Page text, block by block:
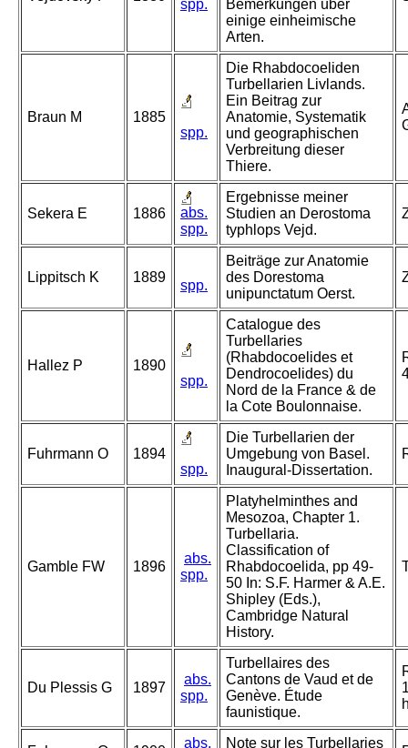
spp.
Bemerkungen über
einige einheimische
Arten.
Braun M
1885
spp.
Die Rhabdocoeliden
Turbellarien Livlands.
Ein Beitrag zur
Anatomie, Systematik
und geographischen
Verbreitung dieser
Thiere.
Sekera E 1886
abs.
spp.
Ergebnisse meiner
Studien an Derostoma
typhlops Vejd.
Lippitsch K 1889
spp.
Beiträge zur Anatomie
des Dorestoma
unipunctatum Oerst.
Hallez P
1890
spp.
Catalogue des
Turbellaries
(Rhabdocoelides et
Dendrocoelides) du
Nord de la France & de
la Cote Boulonnaise.
Fuhrmann O
1894
spp.
Die Turbellarien der
Umgebung von Basel.
Inaugural-Dissertation.
Gamble FW 1896
abs.
spp.
Platyhelminthes and
Mesozoa, Chapter 1.
Turbellaria.
Classification of
Rhabdocoelida, pp 49-
50 In: S.F. Harmer & A.E.
Shipley (Eds.),
Cambridge Natural
History.
Du Plessis G 1897
abs.
spp.
Turbellaires des
Cantons de Vaud et de
Genève. Étude
faunistique.
abs. Note sur les Turbellaries